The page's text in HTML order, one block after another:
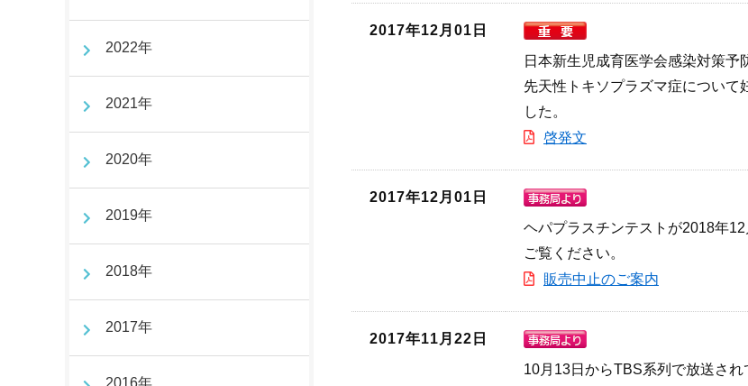
2017年12月01日
日本新生児成育医学会感染対策予
先天性トキソプラズマ症について
した。
啓発文
2017年12月01日
ヘパプラスチンテストが2018年
ご覧ください。
販売中止のご案内
2017年11月22日
10月13日からTBS系列で放送さ
2022年
2021年
2020年
2019年
2018年
2017年
2016年